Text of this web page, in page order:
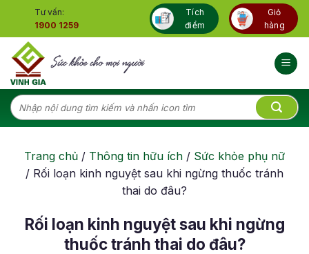
content
Tư vấn:
1900 1259
Tích
điểm
Giỏ
hàng
Tìm
kiếm:
Trang chủ / Thông tin hữu ích / Sức khỏe phụ nữ
/ Rối loạn kinh nguyệt sau khi ngừng thuốc tránh
thai do đâu?
Rối loạn kinh nguyệt sau khi ngừng
thuốc tránh thai do đâu?